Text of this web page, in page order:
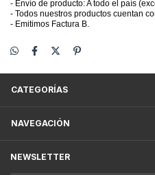
- Envío de producto: A todo el país
- Todos nuestros productos cuentan
- Emitimos Factura B.
CATEGORÍAS
NAVEGACIÓN
NEWSLETTER